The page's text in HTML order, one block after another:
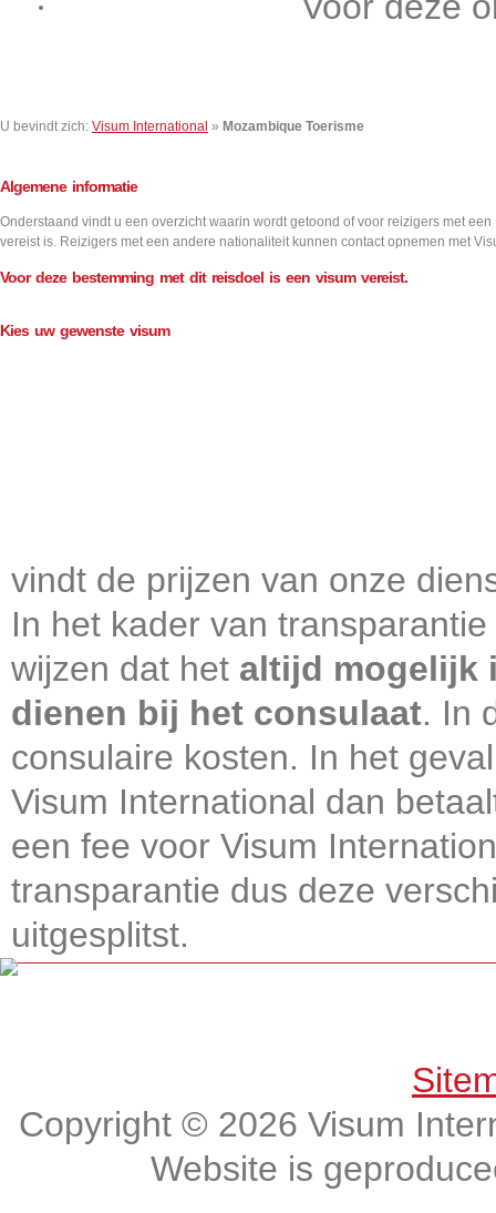
U bevindt zich: Visum International » Mozambique Toerisme
Algemene informatie
Onderstaand vindt u een overzicht waarin wordt getoond of voor reizigers met
vereist is. Reizigers met een andere nationaliteit kunnen contact opnemen met
Voor deze bestemming met dit reisdoel is een visum vereist.
Kies uw gewenste visum
vindt de prijzen van onze
In het kader van
wijzen dat het altijd mogelijk
dienen bij het consulaat. In
consulaire kosten. In het
Visum International dan
een fee voor Visum
transparantie dus deze
uitgesplitst.
Copyright © 2026 Visum
Website is